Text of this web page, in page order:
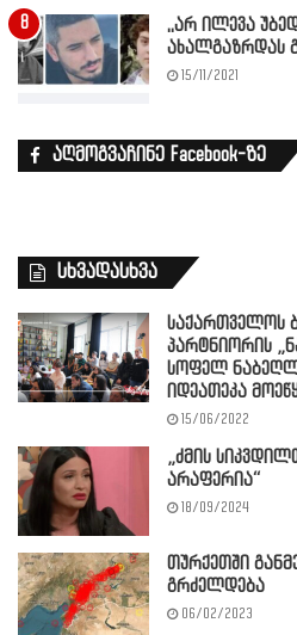
,,არ ილევა
ახალგაზრდას
15/11/2021
აღმოგვაჩინე Facebook-ზე
სხვადასხვა
საქართველოს
პარტნიორის
სოფელ
იდეათეკა
15/06/2022
„ძმის
არაფერია“
18/09/2024
თურქეთში
გრძელდება
06/02/2023